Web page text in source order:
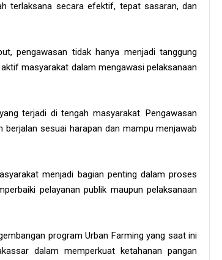
terlaksana secara efektif, tepat sasaran, dan
pengawasan tidak hanya menjadi tanggung
masyarakat dalam mengawasi pelaksanaan
terjadi di tengah masyarakat. Pengawasan
sesuai harapan dan mampu menjawab
menjadi bagian penting dalam proses
pelayanan publik maupun pelaksanaan
program Urban Farming yang saat ini
dalam memperkuat ketahanan pangan